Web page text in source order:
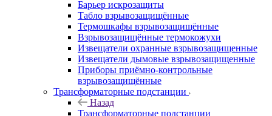
Барьер искрозащиты
Табло взрывозащищённые
Термошкафы взрывозащищённые
Взрывозащищённые термокожухи
Извещатели охранные взрывозащищенные
Извещатели дымовые взрывозащищенные
Приборы приёмно-контрольные
взрывозащищённые
Трансформаторные подстанции
Назад
Трансформаторные подстанции